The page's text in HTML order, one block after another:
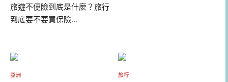
旅遊不便險到底是什麼？旅行
到底要不要買保險...
亞洲 旅行